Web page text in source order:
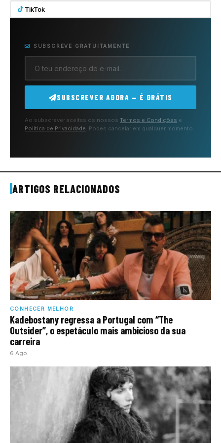
TikTok
SUBSCREVE GRATUITAMENTE
SUBSCREVER AGORA — É GRÁTIS
Ao subscrever aceitas os nossos Termos e Condições e
Política de Privacidade. Podes cancelar em qualquer momento.
ARTIGOS RELACIONADOS
CONHECER MELHOR
Kadebostany regressa a Portugal com “The
Outsider”, o espetáculo mais ambicioso da sua
carreira
6 Ago